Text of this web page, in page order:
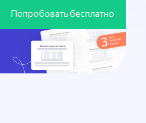
Попробовать бесплатно